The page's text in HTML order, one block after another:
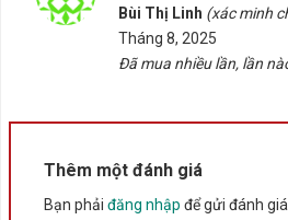
Được xếp
hạng
55
sao
Bùi Thị Linh (xác minh
Tháng 8, 2025
Đã mua nhiều lần, lần
Thêm một đánh giá
Bạn phải đăng nhập để gửi đánh giá.